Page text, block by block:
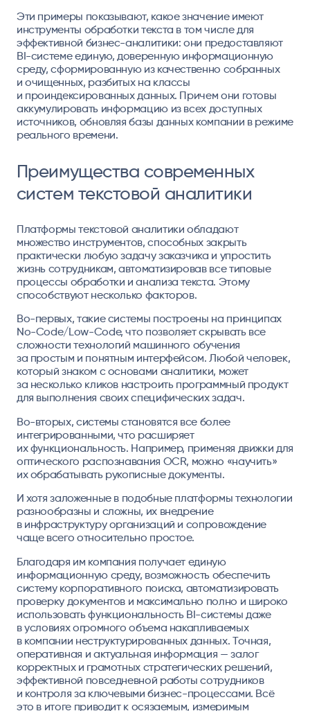
Эти примеры показывают, какое значение имеют
инструменты обработки текста в том числе для
эффективной бизнес-аналитики: они предоставляют
BI-системе единую, доверенную информационную
среду, сформированную из качественно собранных
и очищенных, разбитых на классы
и проиндексированных данных. Причем они готовы
аккумулировать информацию из всех доступных
источников, обновляя базы данных компании в режиме
реального времени.
Преимущества современных
систем текстовой аналитики
Платформы текстовой аналитики обладают
множество инструментов, способных закрыть
практически любую задачу заказчика и упростить
жизнь сотрудникам, автоматизировав все типовые
процессы обработки и анализа текста. Этому
способствуют несколько факторов.
Во-первых, такие системы построены на принципах
No-Code/Low-Code, что позволяет скрывать все
сложности технологий машинного обучения
за простым и понятным интерфейсом. Любой человек,
который знаком с основами аналитики, может
за несколько кликов настроить программный продукт
для выполнения своих специфических задач.
Во-вторых, системы становятся все более
интегрированными, что расширяет
их функциональность. Например, применяя движки для
оптического распознавания OCR, можно «научить»
их обрабатывать рукописные документы.
И хотя заложенные в подобные платформы технологии
разнообразны и сложны, их внедрение
в инфраструктуру организаций и сопровождение
чаще всего относительно простое.
Благодаря им компания получает единую
информационную среду, возможность обеспечить
систему корпоративного поиска, автоматизировать
проверку документов и максимально полно и широко
использовать функциональность BI-системы даже
в условиях огромного объема накапливаемых
в компании неструктурированных данных. Точная,
оперативная и актуальная информация — залог
корректных и грамотных стратегических решений,
эффективной повседневной работы сотрудников
и контроля за ключевыми бизнес-процессами. Всё
это в итоге приводит к осязаемым, измеримым